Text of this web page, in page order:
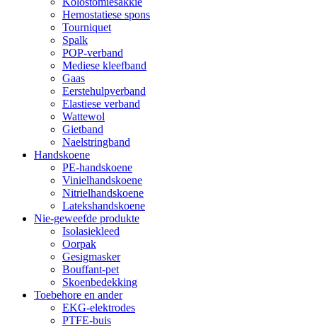
Hemostatiese spons
Tourniquet
Spalk
POP-verband
Mediese kleefband
Gaas
Eerstehulpverband
Elastiese verband
Wattewol
Gietband
Naelstringband
Handskoene
PE-handskoene
Vinielhandskoene
Nitrielhandskoene
Latekshandskoene
Nie-geweefde produkte
Isolasiekleed
Oorpak
Gesigmasker
Bouffant-pet
Skoenbedekking
Toebehore en ander
EKG-elektrodes
PTFE-buis